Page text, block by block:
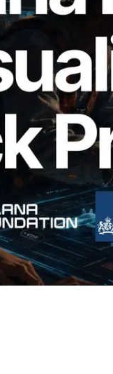
Block
de
o validador